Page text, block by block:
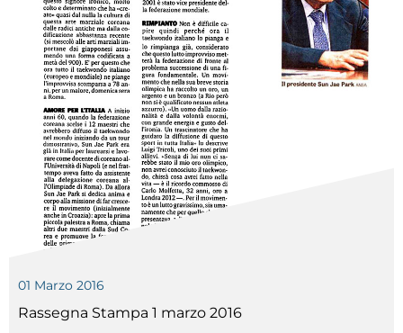
01 Marzo 2016
Rassegna Stampa 1 marzo 2016